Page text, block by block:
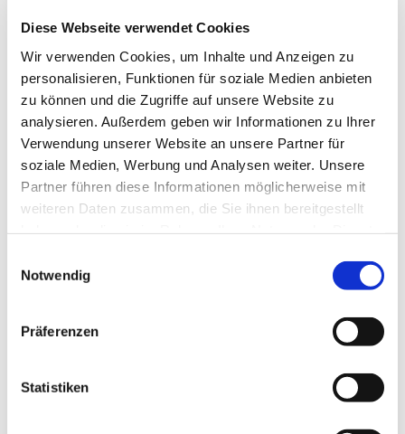
Diese Webseite verwendet Cookies
Wir verwenden Cookies, um Inhalte und Anzeigen zu
personalisieren, Funktionen für soziale Medien anbieten
zu können und die Zugriffe auf unsere Website zu
analysieren. Außerdem geben wir Informationen zu Ihrer
Verwendung unserer Website an unsere Partner für
soziale Medien, Werbung und Analysen weiter. Unsere
Partner führen diese Informationen möglicherweise mit
weiteren Daten zusammen, die Sie ihnen bereitgestellt
Notwendig
Präferenzen
Statistiken
interessieren